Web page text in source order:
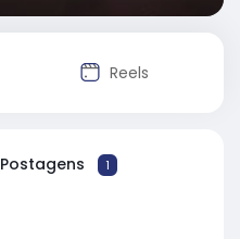
Reels
Postagens 1